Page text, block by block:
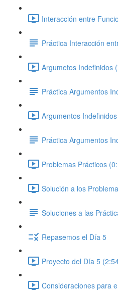
Interacción entre
Práctica Interacción
Argumetos Indefinidos
Práctica Argumentos
Argumentos
Práctica Argumentos
Problemas Prácticos
Solución a los
Soluciones a las
Repasemos el Día 5
Proyecto del Día 5
Consideraciones para